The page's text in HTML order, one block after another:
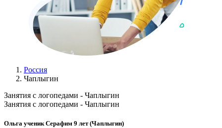
Россия
Чаплыгин
Занятия с логопедами - Чаплыгин
Занятия с логопедами - Чаплыгин
Ольга ученик Серафим 9 лет (Чаплыгин)